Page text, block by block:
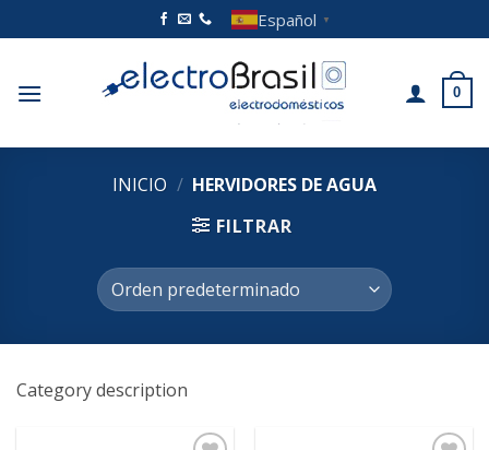
al
Español ▼
0
INICIO / HERVIDORES DE AGUA
FILTRAR
Category description